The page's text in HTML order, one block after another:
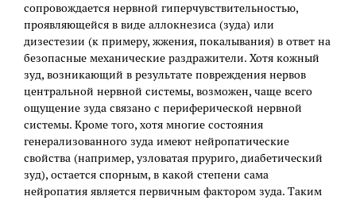
сопровождается нервной гиперчувствительностью,
проявляющейся в виде аллокнезиса (зуда) или
дизестезии (к примеру, жжения, покалывания) в ответ на
безопасные механические раздражители. Хотя кожный
зуд, возникающий в результате повреждения нервов
центральной нервной системы, возможен, чаще всего
ощущение зуда связано с периферической нервной
системы. Кроме того, хотя многие состояния
генерализованного зуда имеют нейропатические
свойства (например, узловатая пруриго, диабетический
зуд), остается спорным, в какой степени сама
нейропатия является первичным фактором зуда. Таким